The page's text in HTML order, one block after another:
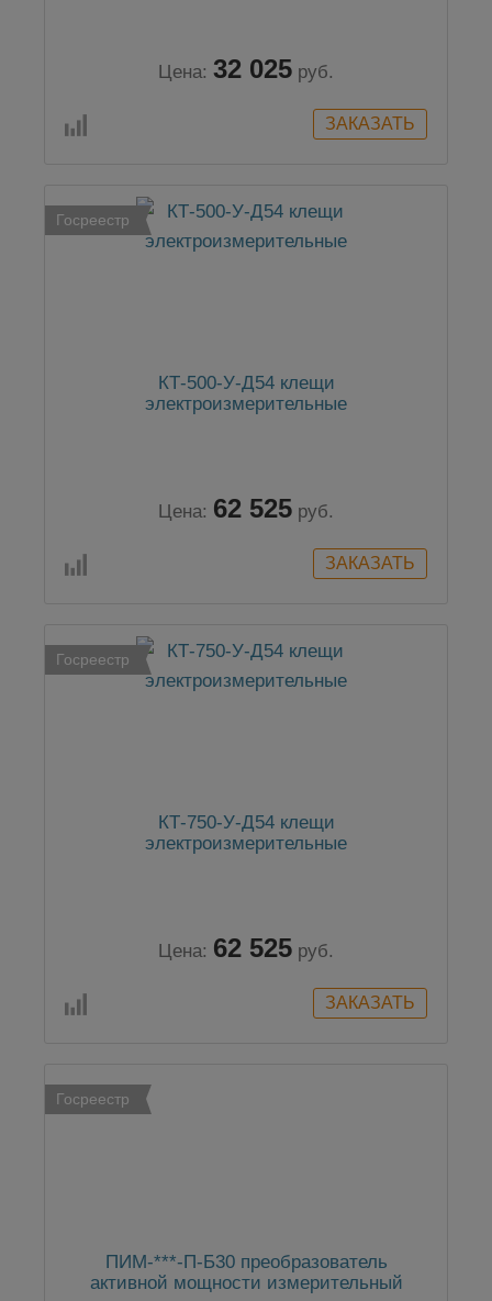
Цена: 32 025 руб.
Госреестр
КТ-500-У-Д54 клещи
электроизмерительные
Цена: 62 525 руб.
Госреестр
КТ-750-У-Д54 клещи
электроизмерительные
Цена: 62 525 руб.
Госреестр
ПИМ-***-П-Б30 преобразователь
активной мощности измерительный